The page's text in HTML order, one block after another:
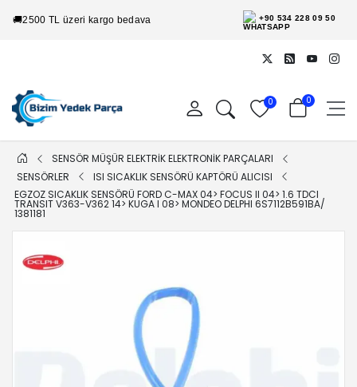
🚚2500 TL üzeri kargo bedava +90 534 228 09 50
0 0
SENSÖR MÜŞÜR ELEKTRİK ELEKTRONİK PARÇALARI
SENSÖRLER
ISI SICAKLIK SENSÖRÜ KAPTÖRÜ ALICISI
EGZOZ SICAKLIK SENSÖRÜ FORD C-MAX 04> FOCUS II 04> 1.6 TDCI
TRANSIT V363-V362 14> KUGA I 08> MONDEO DELPHI 6S7112B591BA/
1381181